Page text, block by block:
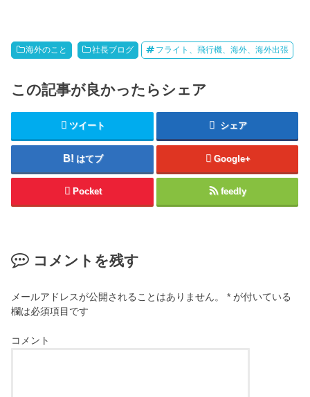
海外のこと 社長ブログ フライト、飛行機、海外、海外出張
この記事が良かったらシェア
ツイート シェア
はてブ Google+
Pocket feedly
コメントを残す
メールアドレスが公開されることはありません。 * が付いている
欄は必須項目です
コメント